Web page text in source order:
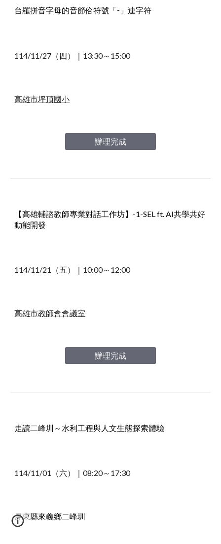
台羅拼音字母的音節佮符號「-」連字符
114/11/27 （ 四）｜ 13:30～15:00
高雄市坪頂國小
辦理完成
【高雄輔諮教師專業對話工作坊】-1-SEL ft. AI共學共好
動能開發
114/11/21（五）｜10:00～12:00
高雄市教師會會議室
辦理完成
走讀二峰圳～水利工程與人文生態探索體驗
114/11/01 （六）｜08:20～17:30
屏東縣來義鄉二峰圳